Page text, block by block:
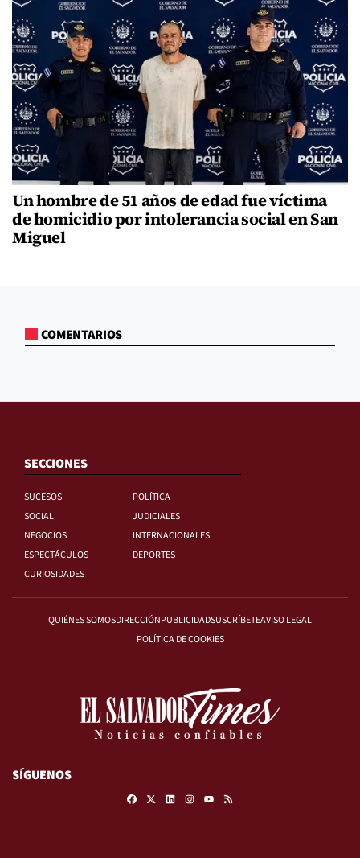
Un hombre de 51 años de edad fue víctima
de homicidio por intolerancia social en San
Miguel
COMENTARIOS
SECCIONES
SUCESOS
POLÍTICA
SOCIAL
JUDICIALES
NEGOCIOS
INTERNACIONALES
ESPECTÁCULOS
DEPORTES
CURIOSIDADES
QUIÉNES SOMOSDIRECCIÓNPUBLICIDADSUSCRÍBETEAVISO LEGAL
POLÍTICA DE COOKIES
SÍGUENOS
FacebookLinkedinInstagram